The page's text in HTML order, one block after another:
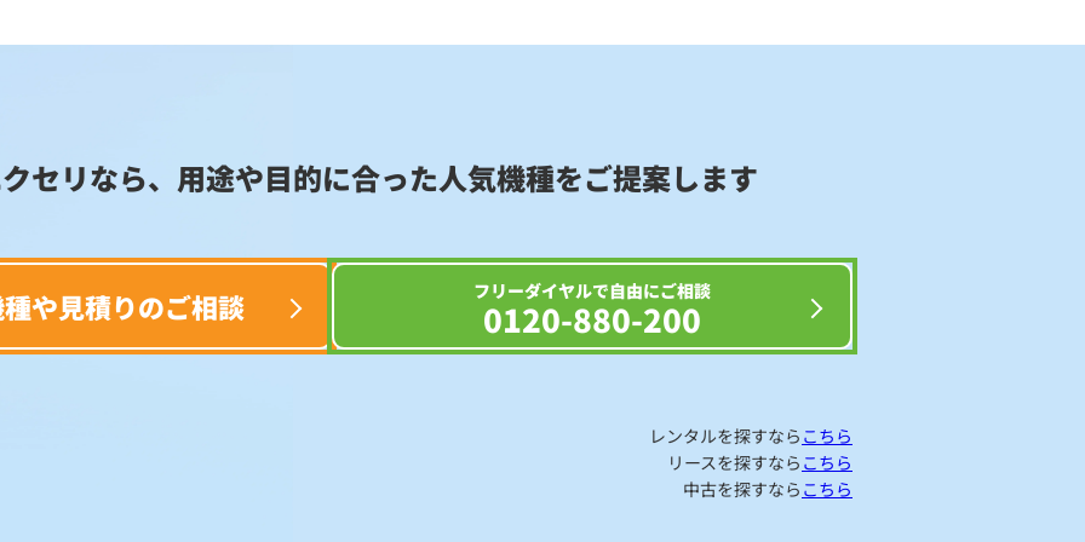
セリなら、用途や目的に合った人気機種をご提案します
や見積りのご相談 フリーダイヤルで自由にご相談
0120-880-200
レンタルを探すなら こちら
リースを探すなら こちら
中古を探すなら こちら